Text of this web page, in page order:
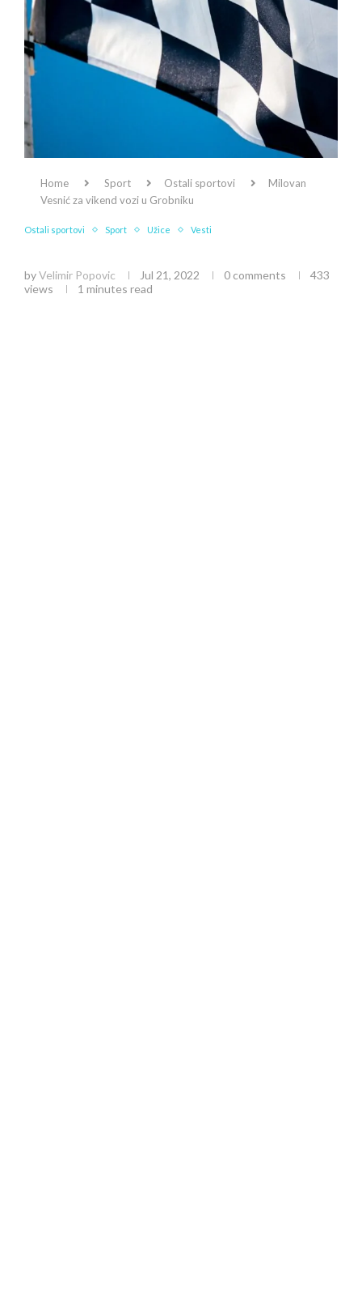
Home Sport Ostali sportovi
Milovan
Vesnić za vikend vozi u Grobniku
Ostali sportovi Sport Užice Vesti
byVelimir Popovic Jul 21, 2022 0 comments
433
views
1 minutes read